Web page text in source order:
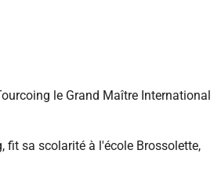
le Grand Maître International
fit sa scolarité à l'école Brossolette,